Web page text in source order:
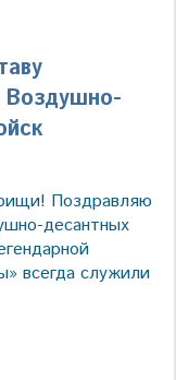
Поздравляю
десантных
всегда служили